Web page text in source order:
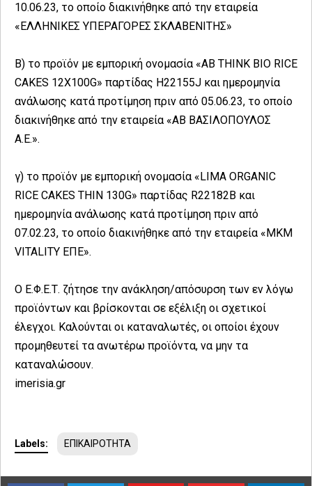
10.06.23, το οποίο διακινήθηκε από την εταιρεία
«ΕΛΛΗΝΙΚΕΣ ΥΠΕΡΑΓΟΡΕΣ ΣΚΛΑΒΕΝΙΤΗΣ»
Β) το προϊόν με εμπορική ονομασία «AΒ ΤΗΙΝΚ ΒΙΟ RICE
CAKES 12X100G» παρτίδας Η22155J και ημερομηνία
ανάλωσης κατά προτίμηση πριν από 05.06.23, το οποίο
διακινήθηκε από την εταιρεία «AB ΒΑΣΙΛΟΠΟΥΛΟΣ
Α.Ε.».
γ) το προϊόν με εμπορική ονομασία «LIMA ORGANIC
RICE CAKES THIN 130G» παρτίδας R22182B και
ημερομηνία ανάλωσης κατά προτίμηση πριν από
07.02.23, το οποίο διακινήθηκε από την εταιρεία «MKM
VITALITY ΕΠΕ».
O Ε.Φ.Ε.Τ. ζήτησε την ανάκληση/απόσυρση των εν λόγω
προϊόντων και βρίσκονται σε εξέλιξη οι σχετικοί
έλεγχοι. Καλούνται οι καταναλωτές, οι οποίοι έχουν
προμηθευτεί τα ανωτέρω προϊόντα, να μην τα
καταναλώσουν.
imerisia.gr
Labels: ΕΠΙΚΑΙΡΟΤΗΤΑ